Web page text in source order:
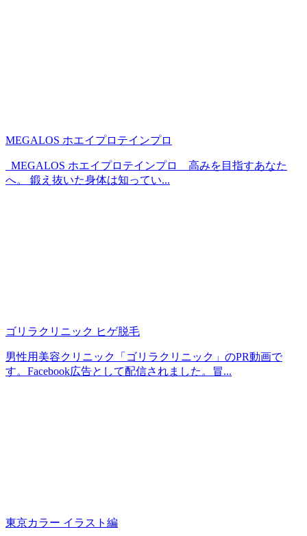
MEGALOS ホエイプロテインプロ
MEGALOS ホエイプロテインプロ 高みを目指すあなた
へ。 鍛え抜いた身体は知ってい...
ゴリラクリニック ヒゲ脱毛
男性用美容クリニック「ゴリラクリニック」のPR動画で
す。Facebook広告として配信されました。冒...
東京カラー イラスト編